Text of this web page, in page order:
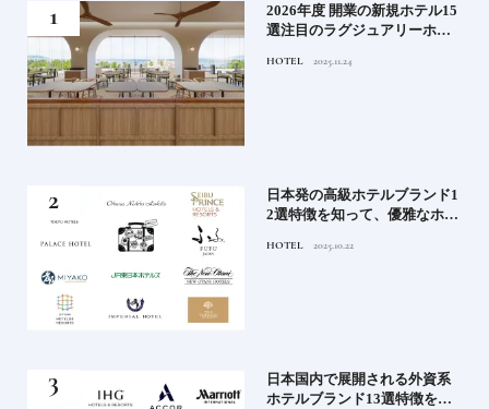
2026年度 開業の新規ホテル15
選注目のラグジュアリーホテ
ィホテルまでご紹介【前編】
HOTEL 2025.11.24
日本発の高級ホテルブランド1
2選特徴を知って、優雅なホテ
ンド大解剖①
HOTEL 2025.10.22
日本国内で展開される外資系
ホテルブランド13選特徴を知